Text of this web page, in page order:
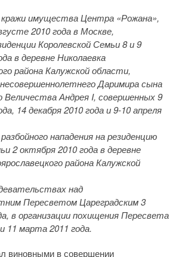
имущества Центра «Рожана»,
2010 года в Москве,
Королевской Семьи 8 и 9
в деревне Николаевка
района Калужской области,
Даримира сына
Величества Андрея I, совершенных 9
14 декабря 2010 года и 9-10 апреля
нападения на резиденцию
2 октября 2010 года в деревне
района Калужской
над
Пересветом Цареградским 3
в организации похищения Пересвета
11 марта 2011 года.
виновными в совершении